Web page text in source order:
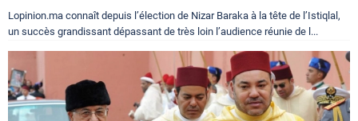
Lopinion.ma connaît depuis l’élection de Nizar Baraka à la tête de l’Istiqlal,
un succès grandissant dépassant de très loin l’audience réunie de l...